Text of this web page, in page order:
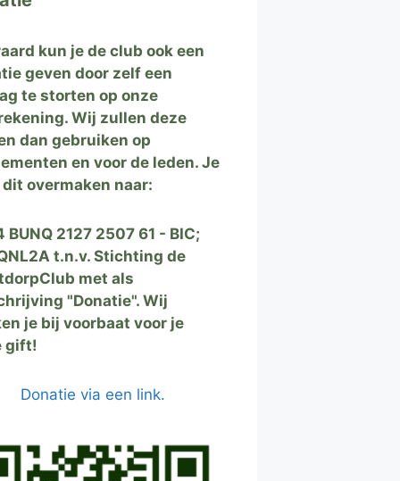
kun je de club ook een
geven door zelf een
te storten op onze
Wij zullen deze
dan gebruiken op
en voor de leden. Je
overmaken naar:
BUNQ 2127 2507 61 - BIC;
t.n.v. Stichting de
met als
"Donatie". Wij
je bij voorbaat voor je
gift!
Donatie via een link.